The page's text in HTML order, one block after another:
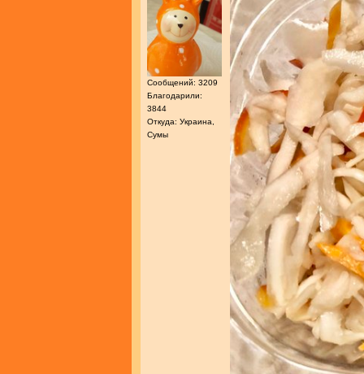
Сообщений: 3209
Благодарили:
3844
Откуда: Украина,
Сумы